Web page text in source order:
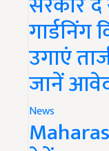
उगाएं
जानें
News